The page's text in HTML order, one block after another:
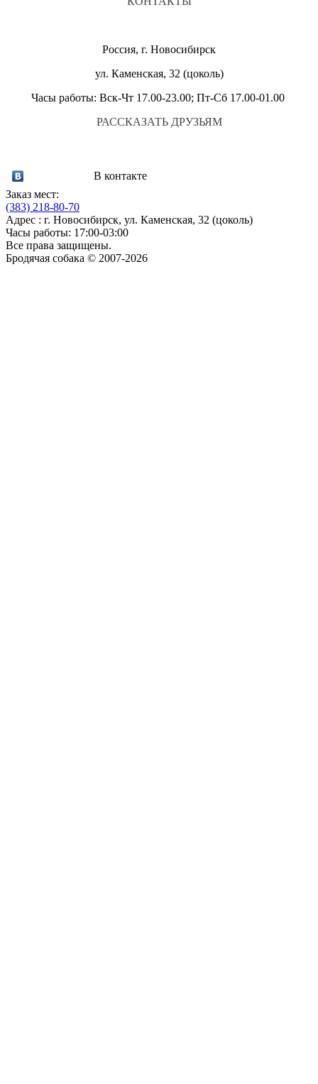
Россия, г. Новосибирск
ул. Каменская, 32 (цоколь)
Часы работы: Вск-Чт 17.00-23.00; Пт-Сб 17.00-01.00
РАССКАЗАТЬ ДРУЗЬЯМ
В контакте
Заказ мест:
(383) 218-80-70
Адрес : г. Новосибирск, ул. Каменская, 32 (цоколь)
Часы работы: 17:00-03:00
Все права защищены.
Бродячая собака © 2007-2026